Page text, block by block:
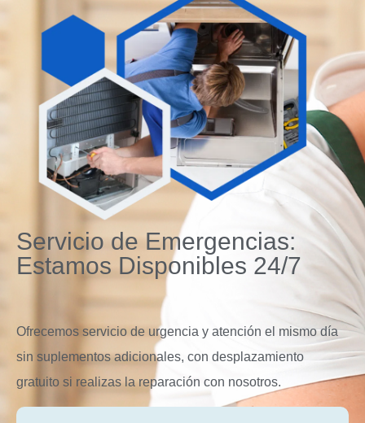
Servicio de Emergencias:
Estamos Disponibles 24/7
Ofrecemos servicio de urgencia y atención el mismo día
sin suplementos adicionales, con desplazamiento
gratuito si realizas la reparación con nosotros.